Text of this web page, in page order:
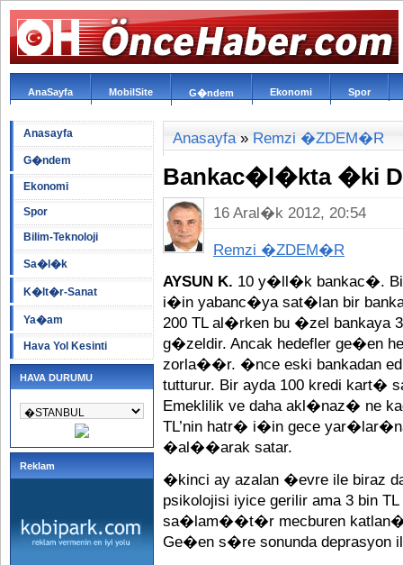
AnaSayfa MobilSite G�ndem Ekonomi Spor
Anasayfa
G�ndem
Ekonomi
Spor
Bilim-Teknoloji
Sa�l�k
K�lt�r-Sanat
Ya�am
Hava Yol Kesinti
HAVA DURUMU
Reklam
Anasayfa» Remzi �ZDEM�R
Bankac�l�kta �ki
16 Aral�k 2012, 20:54
Remzi �ZDEM�R
AYSUN K. 10 y�ll�k bankac�.
i�in yabanc�ya sat�lan bir
200 TL al�rken bu �zel
g�zeldir. Ancak hedefler ge�en
zorla��r. �nce eski bankadan
tutturur. Bir ayda 100 kredi kart�
Emeklilik ve daha akl�naz� ne
TL’nin hatr� i�in gece
�al��arak satar.
�kinci ay azalan �evre ile
psikolojisi iyice gerilir ama 3 bin
sa�lam��t�r mecburen
Ge�en s�re sonunda